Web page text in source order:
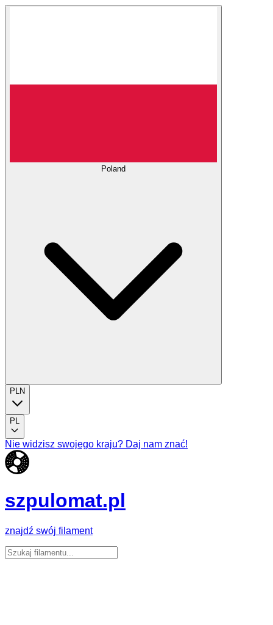
Poland
PLN
PL
Nie widzisz swojego kraju? Daj nam znać!
szpulomat.pl
znajdź swój filament